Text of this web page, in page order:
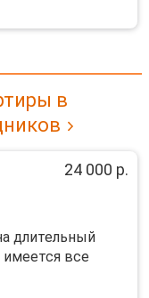
в
24 000 р.
длительный
имеется все